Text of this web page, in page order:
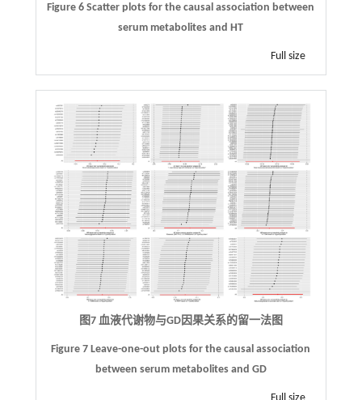
Figure 6 Scatter plots for the causal association between
serum metabolites and HT
Full size
图7 血液代谢物与GD因果关系的留一法图
Figure 7 Leave-one-out plots for the causal association
between serum metabolites and GD